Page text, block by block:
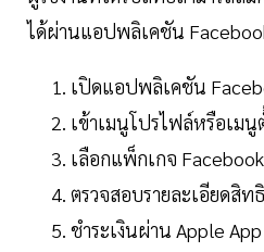
ได้ผ่านแอปพลิเคชัน
เปิดแอปพลิเคชัน
เข้าเมนูโปรไฟล์หรือเมนู
เลือกแพ็กเกจ
ตรวจสอบรายละเอียดสิท
ชำระเงินผ่าน Apple